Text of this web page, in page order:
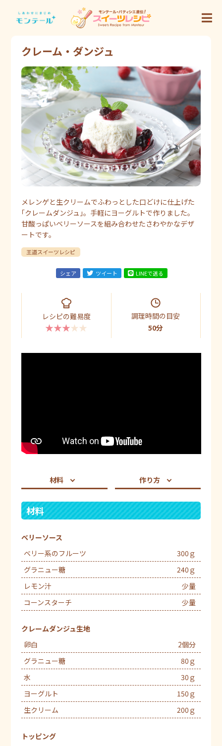
クレーム・ダンジュ
メレンゲと生クリームでふわっとした口どけに仕上げた
｢クレームダンジュ｣。手軽にヨーグルトで作りました。
甘酸っぱいベリーソースを組み合わせたさわやかなデザ
ートです。
王道スイーツレシピ
シェア ツイート LINEで送る
レシピの難易度
★★★★★
調理時間の目安
50分
材料 作り方
材料
ベリーソース
ベリー系のフルーツ
300ｇ
グラニュー糖
240ｇ
レモン汁
少量
コーンスターチ
少量
クレームダンジュ生地
卵白
2個分
グラニュー糖
80ｇ
水
30ｇ
ヨーグルト
150ｇ
生クリーム
200ｇ
トッピング